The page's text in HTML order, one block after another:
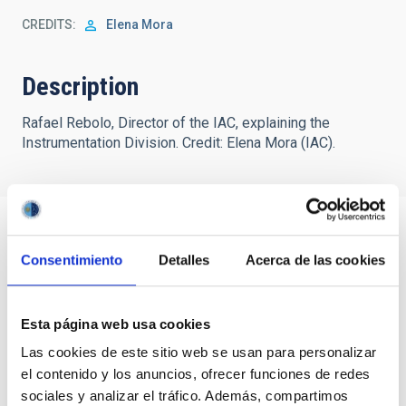
Consentimiento Detalles Acerca de las cookies
Esta página web usa cookies
Las cookies de este sitio web se usan para personalizar
el contenido y los anuncios, ofrecer funciones de redes
sociales y analizar el tráfico. Además, compartimos
CREDITS Elena Mora
Description
Rafael Rebolo, Director of the IAC, explaining the
Instrumentation Division. Credit: Elena Mora (IAC).